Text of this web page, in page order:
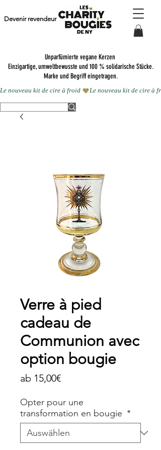
Unparfümierte vegane Kerzen
Einzigartige, umweltbewusste und 100 % solidarische Stücke.
Marke und Begriff eingetragen.
Devenir revendeur
Le nouveau kit de cire à froid
Verre à pied
cadeau de
Communion avec
option bougie
ab 15,00€Sale-
Opter pour une
transformation en bougie *